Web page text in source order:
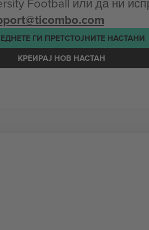
ГИ ПРЕТСТОЈНИТЕ НАСТАНИ
КРЕИРАЈ НОВ НАСТАН